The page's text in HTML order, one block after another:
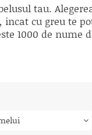
tau.
cu greu te
1000 de nume